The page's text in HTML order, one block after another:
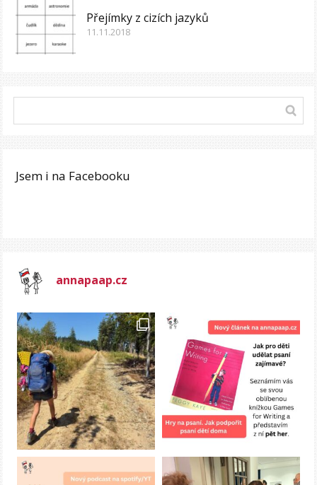
Přejímky z cizích jazyků
11.11.2018
Jsem i na Facebooku
annapaap.cz